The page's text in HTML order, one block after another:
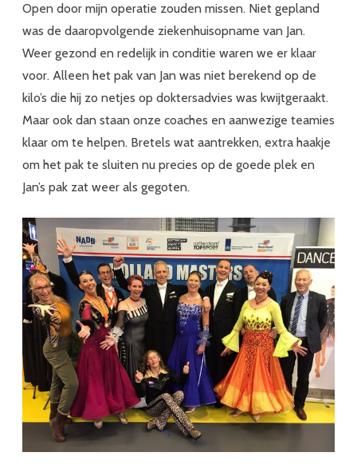
Open door mijn operatie zouden missen. Niet gepland
was de daaropvolgende ziekenhuisopname van Jan.
Weer gezond en redelijk in conditie waren we er klaar
voor. Alleen het pak van Jan was niet berekend op de
kilo’s die hij zo netjes op doktersadvies was kwijtgeraakt.
Maar ook dan staan onze coaches en aanwezige teamies
klaar om te helpen. Bretels wat aantrekken, extra haakje
om het pak te sluiten nu precies op de goede plek en
Jan’s pak zat weer als gegoten.